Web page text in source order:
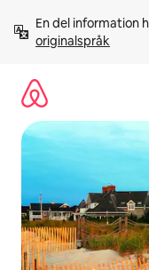
innehåll
En del information
originalspråk